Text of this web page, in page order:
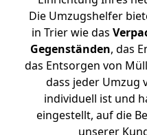
Die Umzugshelfer
in Trier wie das
Gegenständen, das
das Entsorgen von
dass jeder Umzug
individuell ist und
eingestellt, auf die
unserer